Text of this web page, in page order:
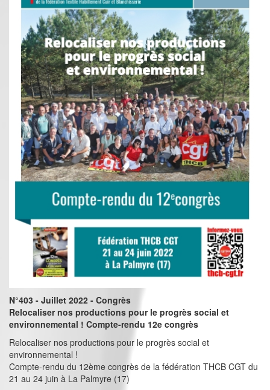
N°403 - Juillet 2022 - Congrès
Relocaliser nos productions pour le progrès social et
environnemental ! Compte-rendu 12e congrès
Relocaliser nos productions pour le progrès social et
environnemental !
Compte-rendu du 12ème congrès de la fédération THCB CGT du
21 au 24 juin à La Palmyre (17)